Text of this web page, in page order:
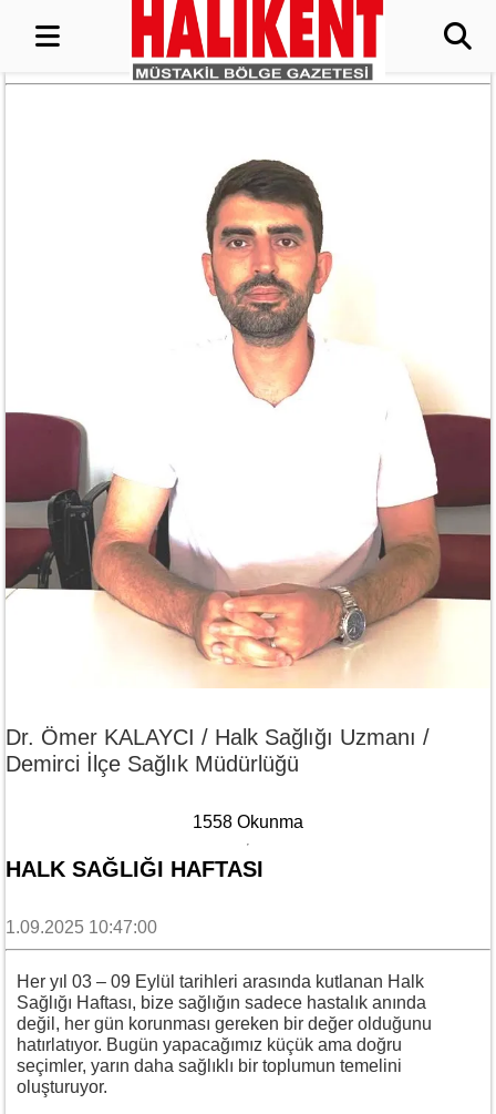
Dr. Ömer KALAYCI / Halk Sağlığı Uzmanı /
Demirci İlçe Sağlık Müdürlüğü
1558 Okunma
HALK SAĞLIĞI HAFTASI
1.09.2025 10:47:00
Her yıl 03 – 09 Eylül tarihleri arasında kutlanan Halk
Sağlığı Haftası, bize sağlığın sadece hastalık anında
değil, her gün korunması gereken bir değer olduğunu
hatırlatıyor. Bugün yapacağımız küçük ama doğru
seçimler, yarın daha sağlıklı bir toplumun temelini
oluşturuyor.